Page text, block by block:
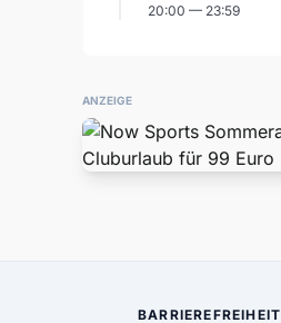
20:00 — 23:59
ANZEIGE
BARRIEREFREIHEIT